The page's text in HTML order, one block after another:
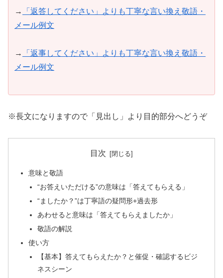
→
「返答してください」よりも丁寧な言い換え敬語・
メール例文
→
「返事してください」よりも丁寧な言い換え敬語・
メール例文
※長文になりますので「見出し」より目的部分へどうぞ
目次
意味と敬語
“お答えいただける”の意味は「答えてもらえる」
“ましたか？”は丁寧語の疑問形+過去形
あわせると意味は「答えてもらえましたか」
敬語の解説
使い方
【基本】答えてもらえたか？と催促・確認するビジ
ネスシーン